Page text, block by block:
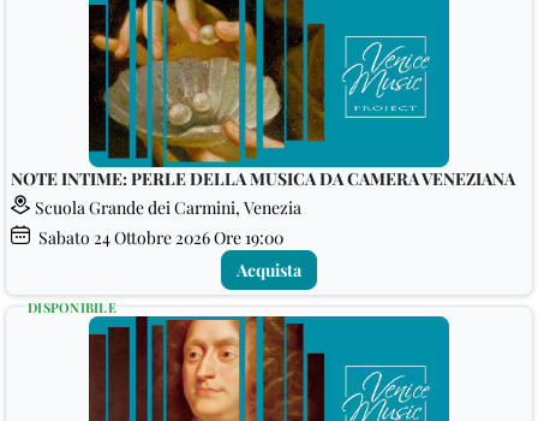
NOTE INTIME: PERLE DELLA MUSICA DA CAMERA VENEZIANA
Scuola Grande dei Carmini, Venezia
Sabato 24Ottobre 2026Ore 19:00
Acquista
DISPONIBILE